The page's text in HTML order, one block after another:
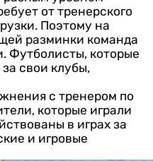
от тренерского
Поэтому на
разминки команда
Футболисты, которые
свои клубы,
с тренером по
которые играли
в играх за
и игровые